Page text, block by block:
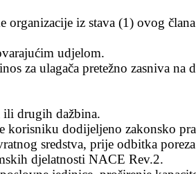
iz stava (1) ovog
udjelom.
za ulagača pretežno zasniva
ili drugih dažbina.
korisniku dodijeljeno zakonsko
sredstva, prije odbitka
djelatnosti NACE Rev.2.